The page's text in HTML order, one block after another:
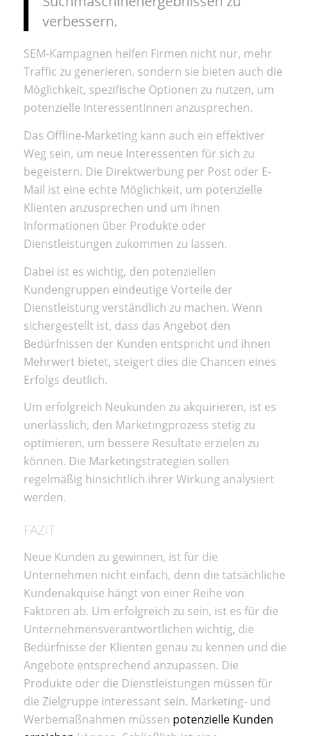
verbessern.
SEM-Kampagnen helfen Firmen nicht nur, mehr
Traffic zu generieren, sondern sie bieten auch die
Möglichkeit, spezifische Optionen zu nutzen, um
potenzielle InteressentInnen anzusprechen.
Das Offline-Marketing kann auch ein effektiver
Weg sein, um neue Interessenten für sich zu
begeistern. Die Direktwerbung per Post oder E-
Mail ist eine echte Möglichkeit, um potenzielle
Klienten anzusprechen und um ihnen
Informationen über Produkte oder
Dienstleistungen zukommen zu lassen.
Dabei ist es wichtig, den potenziellen
Kundengruppen eindeutige Vorteile der
Dienstleistung verständlich zu machen. Wenn
sichergestellt ist, dass das Angebot den
Bedürfnissen der Kunden entspricht und ihnen
Mehrwert bietet, steigert dies die Chancen eines
Erfolgs deutlich.
Um erfolgreich Neukunden zu akquirieren, ist es
unerlässlich, den Marketingprozess stetig zu
optimieren, um bessere Resultate erzielen zu
können. Die Marketingstrategien sollen
regelmäßig hinsichtlich ihrer Wirkung analysiert
werden.
FAZIT
Neue Kunden zu gewinnen, ist für die
Unternehmen nicht einfach, denn die tatsächliche
Kundenakquise hängt von einer Reihe von
Faktoren ab. Um erfolgreich zu sein, ist es für die
Unternehmensverantwortlichen wichtig, die
Bedürfnisse der Klienten genau zu kennen und die
Angebote entsprechend anzupassen. Die
Produkte oder die Dienstleistungen müssen für
die Zielgruppe interessant sein. Marketing- und
Werbemaßnahmen müssen potenzielle Kunden